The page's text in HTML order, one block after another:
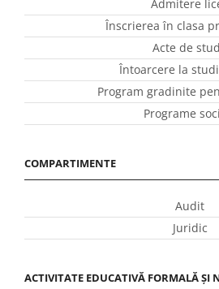
Admitere
Înscrierea în clasa
Acte de
Întoarcere la
Program gradinite
Programe
COMPARTIMENTE
Audit
Juridic
ACTIVITATE EDUCATIVĂ FORMALĂ ȘI